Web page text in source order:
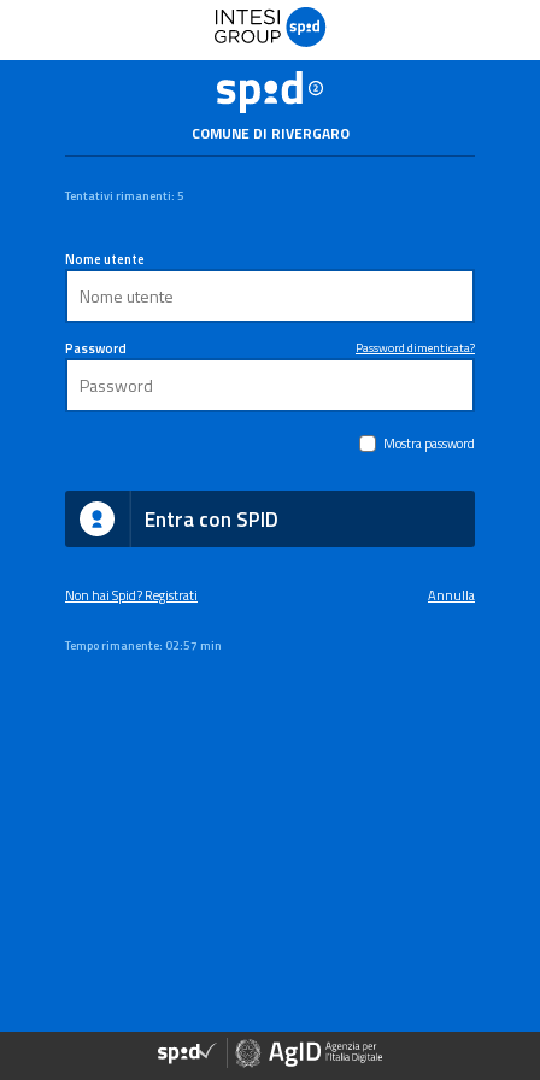
COMUNE DI RIVERGARO
Tentativi rimanenti: 5
Nome utente
Password Password dimenticata?
Mostra password
Entra con SPID
Non hai Spid? Registrati Annulla
Tempo rimanente: 02:57 min